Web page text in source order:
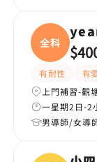
全科
有耐性 有
上門補習-觀
一星期2日-2
男導師/女導